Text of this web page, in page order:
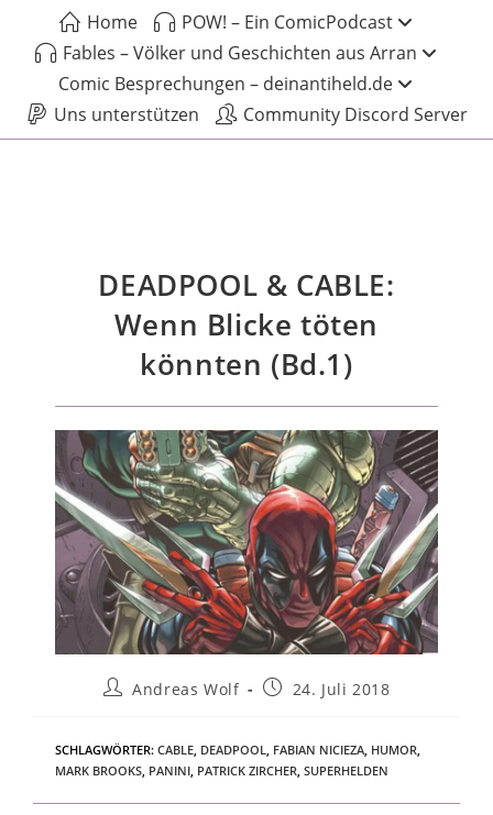
Home
POW! – Ein ComicPodcast
Fables – Völker und Geschichten aus Arran
Comic Besprechungen – deinantiheld.de
Uns unterstützen
Community Discord Server
DEADPOOL & CABLE:
Wenn Blicke töten
könnten (Bd.1)
Andreas Wolf 24. Juli 2018
SCHLAGWÖRTER: CABLE DEADPOOL FABIAN NICIEZA HUMOR
MARK BROOKS PANINI PATRICK ZIRCHER SUPERHELDEN